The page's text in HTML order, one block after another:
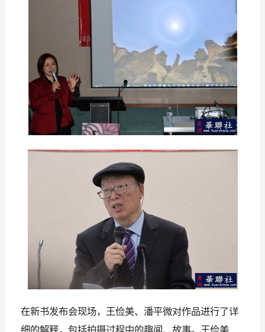
在新书发布会现场，王俭美、潘平微对作品进行了详